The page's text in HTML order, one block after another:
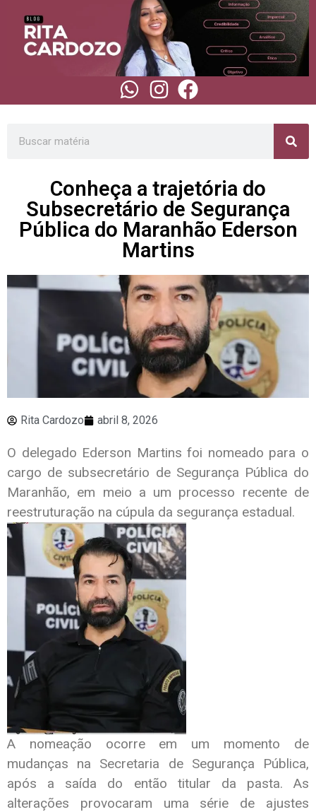
Conheça a trajetória do
Subsecretário de Segurança
Pública do Maranhão Ederson
Martins
Rita Cardozo abril 8, 2026
O delegado Ederson Martins foi nomeado para o
cargo de subsecretário de Segurança Pública do
Maranhão, em meio a um processo recente de
reestruturação na cúpula da segurança estadual.
A nomeação ocorre em um momento de
mudanças na Secretaria de Segurança Pública,
após a saída do então titular da pasta. As
alterações provocaram uma série de ajustes